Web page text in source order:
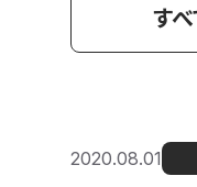
す
2020.08.01